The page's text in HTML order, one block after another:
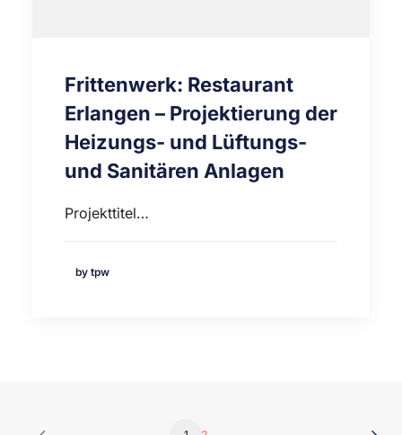
Frittenwerk: Restaurant
Erlangen – Projektierung der
Heizungs- und Lüftungs-
und Sanitären Anlagen
Projekttitel…
by tpw